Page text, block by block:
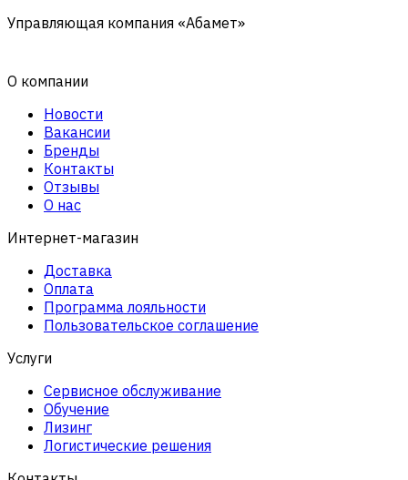
Управляющая компания «Абамет»
О компании
Новости
Вакансии
Бренды
Контакты
Отзывы
О нас
Интернет-магазин
Доставка
Оплата
Программа лояльности
Пользовательское соглашение
Услуги
Сервисное обслуживание
Обучение
Лизинг
Логистические решения